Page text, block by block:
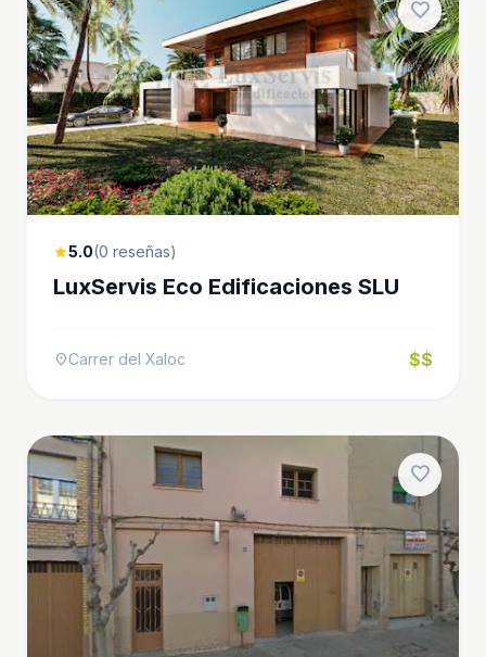
favorite
star5.0(0 reseñas)
LuxServis Eco Edificaciones SLU
location_onCarrer del Xaloc $$
favorite